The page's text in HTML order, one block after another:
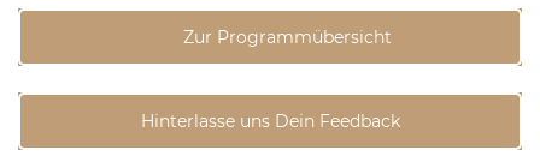
Zur Programmübersicht
Hinterlasse uns Dein Feedback